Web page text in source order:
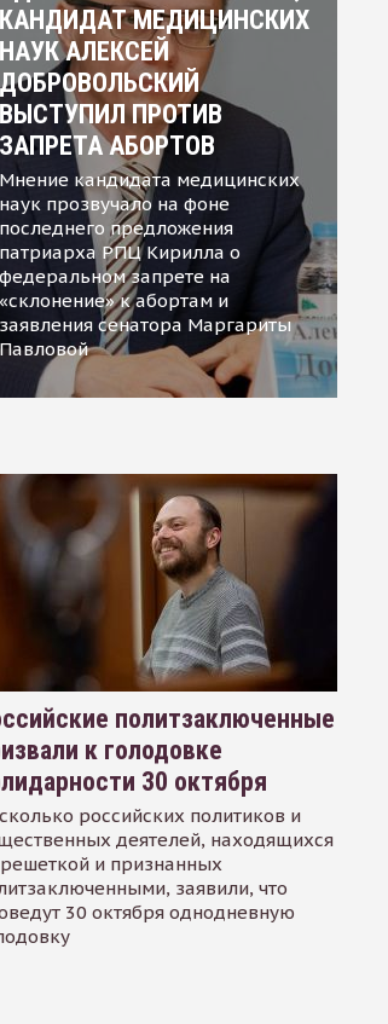
КАНДИДАТ МЕДИЦИНСКИХ
НАУК АЛЕКСЕЙ
ВЫСТУПИЛ ПРОТИВ
ЗАПРЕТА АБОРТОВ
Мнение кандидата медицинских
наук прозвучало на фоне
последнего предложения
патриарха РПЦ Кирилла о
федеральном запрете на
«склонение» к абортам и
заявления сенатора Маргариты
политзаключенные
к голодовке
30 октября
российских политиков и
деятелей, находящихся
и признанных
заявили, что
30 октября однодневную